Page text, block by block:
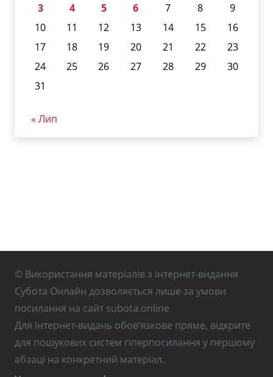
3
4 5 6 7 8
9
10
11 12 13 14 15
16
17
18 19 20 21 22
23
24
25 26 27 28 29
30
31
« Лип
© Використання матеріалів з інтернет-видання
Субота Онлайн дозволяється лише за умови
посилання на сайт subota.online
Для інтернет-видань обов’язкове пряме, відкрите
для пошукових систем гіперпосилання у першому
абзаці на конкретний матеріал.